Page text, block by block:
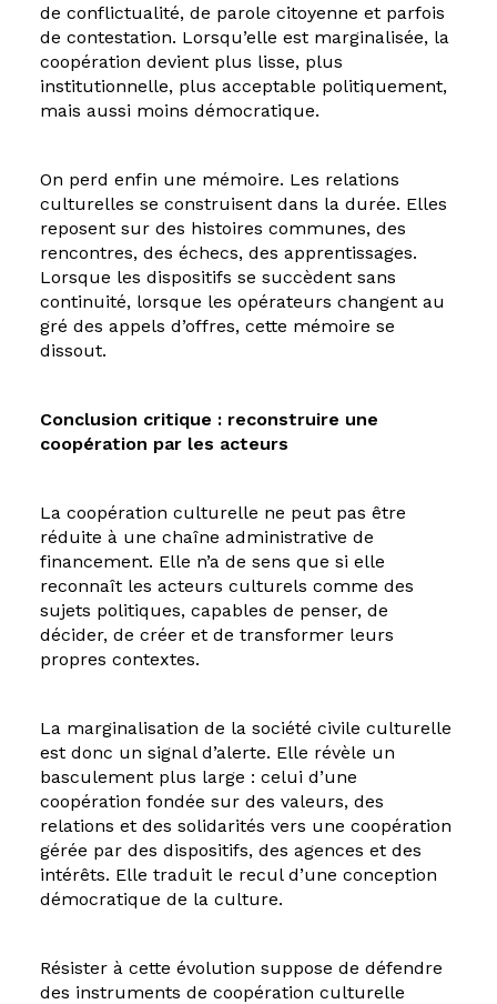
de conflictualité, de parole citoyenne et parfois
de contestation. Lorsqu’elle est marginalisée, la
coopération devient plus lisse, plus
institutionnelle, plus acceptable politiquement,
mais aussi moins démocratique.
On perd enfin une mémoire. Les relations
culturelles se construisent dans la durée. Elles
reposent sur des histoires communes, des
rencontres, des échecs, des apprentissages.
Lorsque les dispositifs se succèdent sans
continuité, lorsque les opérateurs changent au
gré des appels d’offres, cette mémoire se
dissout.
Conclusion critique : reconstruire une
coopération par les acteurs
La coopération culturelle ne peut pas être
réduite à une chaîne administrative de
financement. Elle n’a de sens que si elle
reconnaît les acteurs culturels comme des
sujets politiques, capables de penser, de
décider, de créer et de transformer leurs
propres contextes.
La marginalisation de la société civile culturelle
est donc un signal d’alerte. Elle révèle un
basculement plus large : celui d’une
coopération fondée sur des valeurs, des
relations et des solidarités vers une coopération
gérée par des dispositifs, des agences et des
intérêts. Elle traduit le recul d’une conception
démocratique de la culture.
Résister à cette évolution suppose de défendre
des instruments de coopération culturelle